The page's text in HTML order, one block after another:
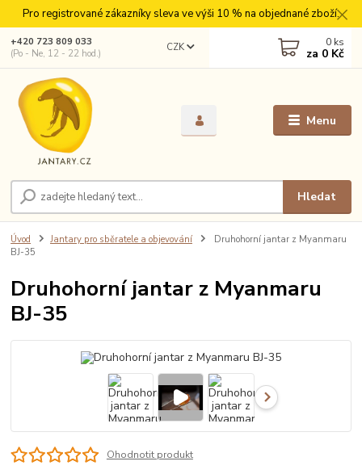
Pro registrované zákazníky sleva ve výši 10 % na objednané zboží.
Menu
CZK
Hledat
+420 723 809 033
(Po - Ne, 12 - 22 hod.)
0 ks
za 0 Kč
Úvod Jantary pro sběratele a objevování
Druhohorní jantar z Myanmaru
BJ-35
Druhohorní jantar z Myanmaru
BJ-35
Ohodnotit produkt